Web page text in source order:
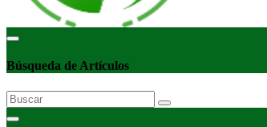
Búsqueda de Artículos